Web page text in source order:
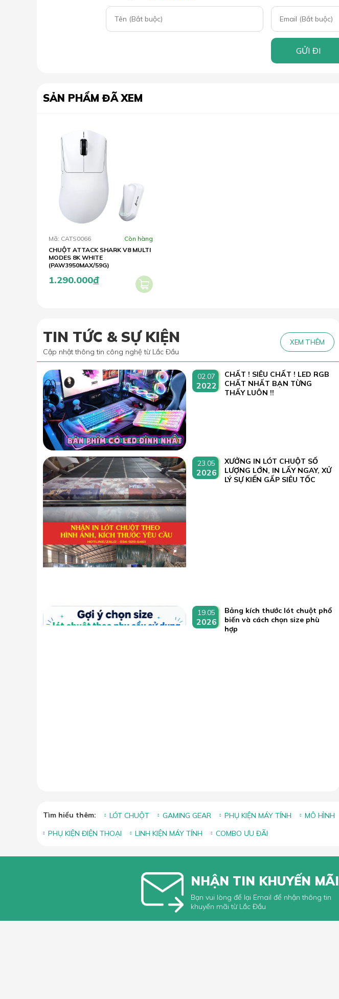
GỬI ĐI
SẢN PHẨM ĐÃ XEM
Mã: CATS0066
Còn hàng
CHUỘT ATTACK SHARK V8 MULTI
MODES 8K WHITE
(PAW3950MAX/59G)
1.290.000đ
TIN TỨC & SỰ KIỆN
Cập nhật thông tin công nghệ từ Lắc Đầu
XEM THÊM
02.07
2022
CHẤT ! SIÊU CHẤT ! LED RGB
CHẤT NHẤT BẠN TỪNG
THẤY LUÔN !!
23.05
2026
XƯỞNG IN LÓT CHUỘT SỐ
LƯỢNG LỚN, IN LẤY NGAY, XỬ
LÝ SỰ KIẾN GẤP SIÊU TỐC
19.05
2026
Bảng kích thước lót chuột phổ
biến và cách chọn size phù
hợp
Tìm hiểu thêm: LÓT CHUỘT GAMING GEAR PHỤ KIỆN MÁY TÍNH MÔ HÌNH
PHỤ KIỆN ĐIỆN THOẠI
LINH KIỆN MÁY TÍNH COMBO ƯU ĐÃI
NHẬN TIN KHUYẾN MÃI
Bạn vui lòng để lại Email để nhận thông tin
khuyến mãi từ Lắc Đầu